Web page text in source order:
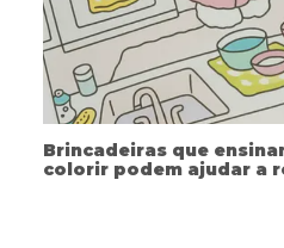
Brincadeiras que
colorir podem ajudar a